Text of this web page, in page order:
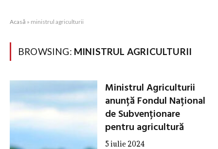
Acasă » ministrul agriculturii
BROWSING: MINISTRUL AGRICULTURII
Ministrul Agriculturii
anunță Fondul Național
de Subvenționare
pentru agricultură
5 iulie 2024